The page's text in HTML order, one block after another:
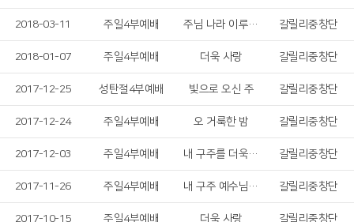
2018-03-11 주일4부예배 주님 나라 이루게 하소서 갈릴리중창단
2018-01-07 주일4부예배 더욱 사랑 갈릴리중창단
2017-12-25 성탄절4부예배 빛으로 오신 주 갈릴리중창단
2017-12-24 주일4부예배 오 거룩한 밤 갈릴리중창단
2017-12-03 주일4부예배 내 구주를 더욱 사랑 갈릴리중창단
2017-11-26 주일4부예배 내 구주 예수님, 내 마음을 가득 채운, 주님 한 분만으로 갈릴리중창단
2017-10-15 주일4부예배 더욱 사랑 갈릴리중창단